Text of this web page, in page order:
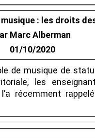
: les droits
Marc Alberman
01/10/2020
de musique de
les
récemment